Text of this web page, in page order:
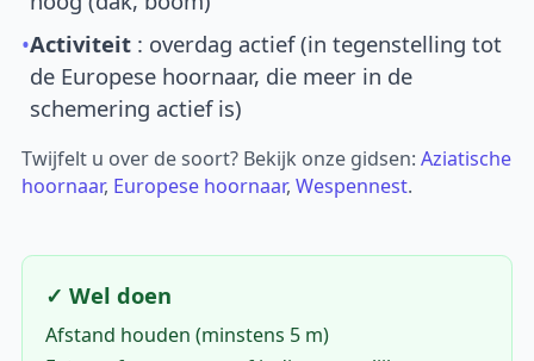
•Activiteit : overdag actief (in tegenstelling tot
de Europese hoornaar, die meer in de
schemering actief is)
Twijfelt u over de soort? Bekijk onze gidsen:Aziatische
hoornaar, Europese hoornaar,Wespennest.
✓ Wel doen
Afstand houden (minstens 5 m)